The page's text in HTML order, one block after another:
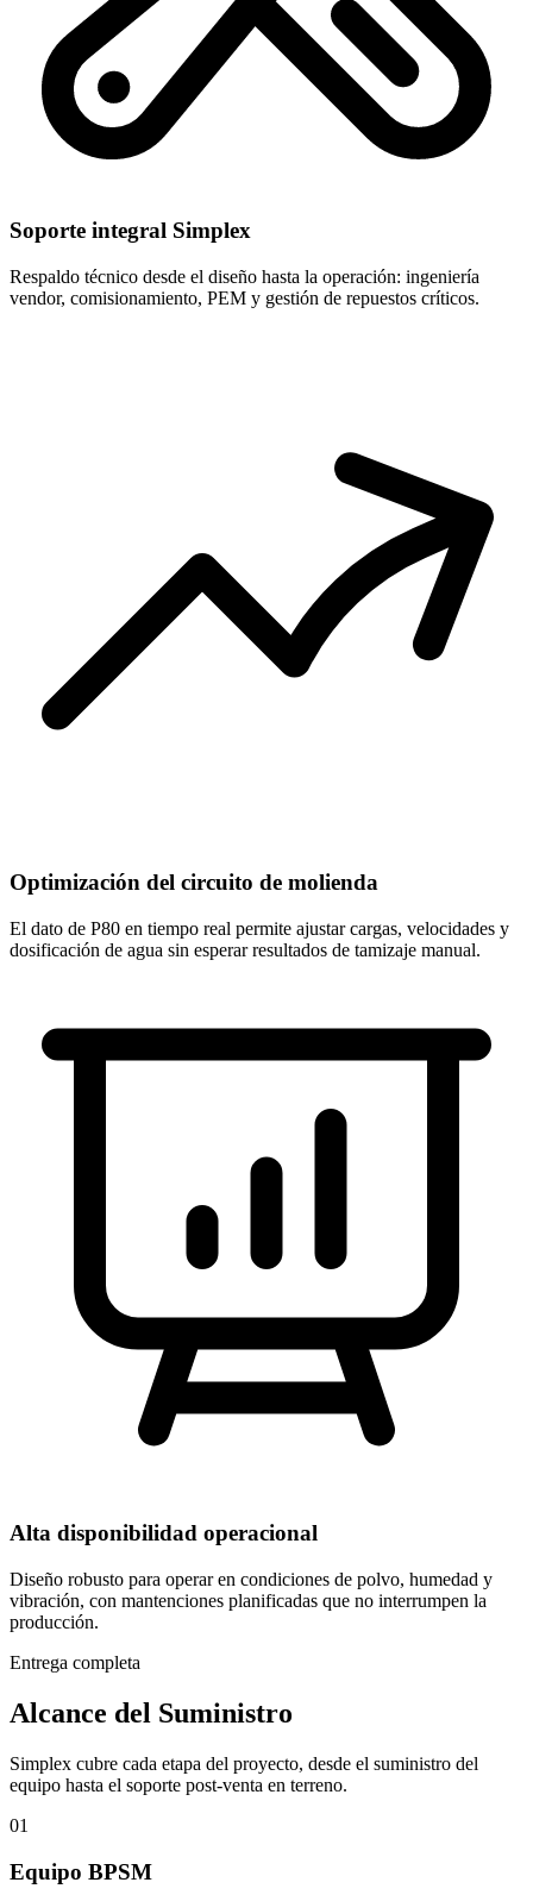
Soporte integral Simplex
Respaldo técnico desde el diseño hasta la operación: ingeniería
vendor, comisionamiento, PEM y gestión de repuestos críticos.
Optimización del circuito de molienda
El dato de P80 en tiempo real permite ajustar cargas, velocidades y
dosificación de agua sin esperar resultados de tamizaje manual.
Alta disponibilidad operacional
Diseño robusto para operar en condiciones de polvo, humedad y
vibración, con mantenciones planificadas que no interrumpen la
producción.
Entrega completa
Alcance del Suministro
Simplex cubre cada etapa del proyecto, desde el suministro del
equipo hasta el soporte post-venta en terreno.
01
Equipo BPSM